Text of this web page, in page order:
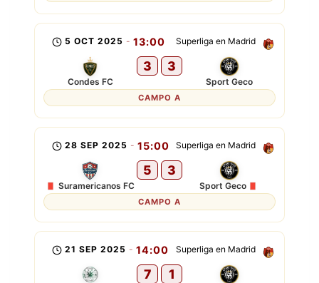
Superliga en Madrid
5 OCT 2025 - 13:00
Condes FC
3 3
Sport Geco
CAMPO A
Superliga en Madrid
28 SEP 2025 - 15:00
Suramericanos FC
5 3
Sport Geco
CAMPO A
Superliga en Madrid
21 SEP 2025 - 14:00
7 1